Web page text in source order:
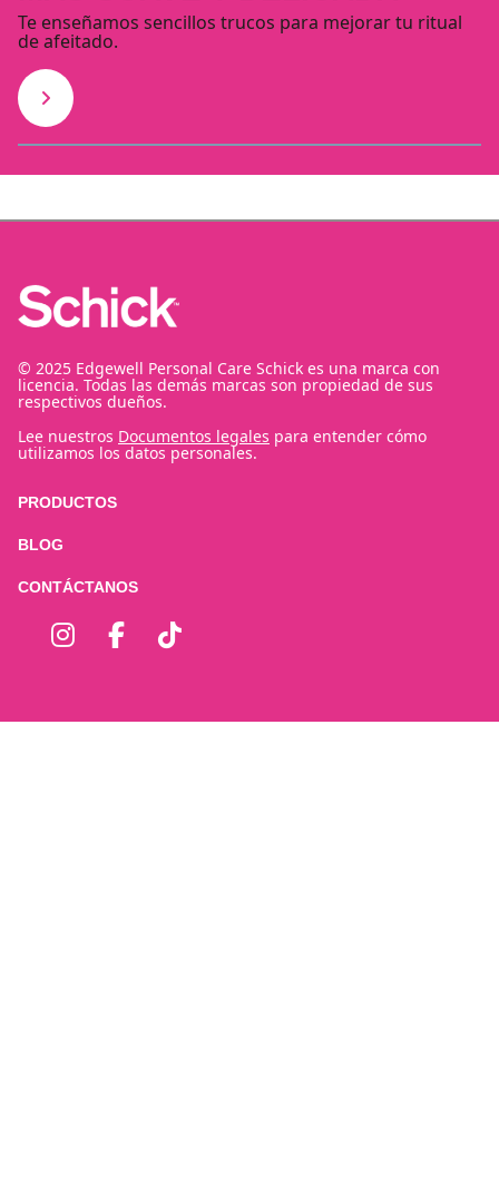
Te enseñamos sencillos trucos para mejorar tu ritual
de afeitado.
© 2025 Edgewell Personal Care Schick es una marca con
licencia. Todas las demás marcas son propiedad de sus
respectivos dueños.
Lee nuestros Documentos legales para entender cómo
utilizamos los datos personales.
PRODUCTOS
BLOG
CONTÁCTANOS